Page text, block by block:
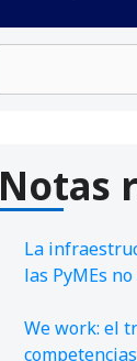
Notas
La
las PyMEs
We work: el